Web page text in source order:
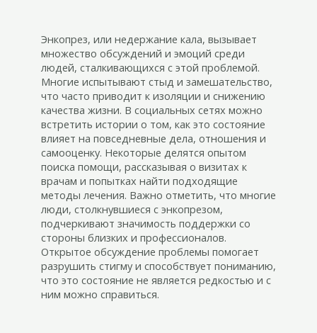
Энкопрез, или недержание кала, вызывает
множество обсуждений и эмоций среди
людей, сталкивающихся с этой проблемой.
Многие испытывают стыд и замешательство,
что часто приводит к изоляции и снижению
качества жизни. В социальных сетях можно
встретить истории о том, как это состояние
влияет на повседневные дела, отношения и
самооценку. Некоторые делятся опытом
поиска помощи, рассказывая о визитах к
врачам и попытках найти подходящие
методы лечения. Важно отметить, что многие
люди, столкнувшиеся с энкопрезом,
подчеркивают значимость поддержки со
стороны близких и профессионалов.
Открытое обсуждение проблемы помогает
разрушить стигму и способствует пониманию,
что это состояние не является редкостью и с
ним можно справиться.